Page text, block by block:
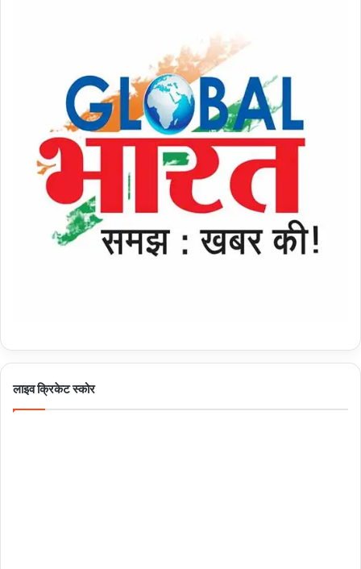
लाइव क्रिकेट स्कोर